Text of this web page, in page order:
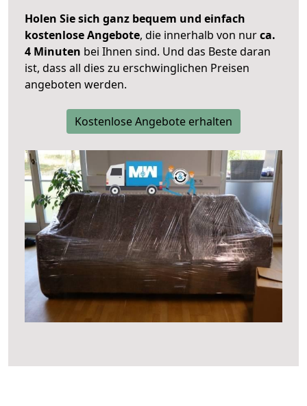
Holen Sie sich ganz bequem und einfach
kostenlose Angebote, die innerhalb von nurca.
4 Minuten bei Ihnen sind. Und das Beste daran
ist, dass all dies zu erschwinglichen Preisen
angeboten werden.
Kostenlose Angebote erhalten